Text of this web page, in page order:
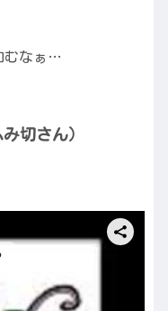
むなぁ…
切さん）